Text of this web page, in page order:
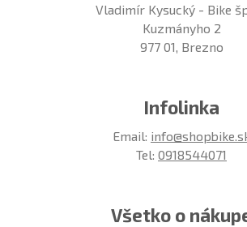
Vladimír Kysucký - Bike
Kuzmányho 2
977 01, Brezno
Infolinka
Email:
Tel: 0918544071
Všetko o